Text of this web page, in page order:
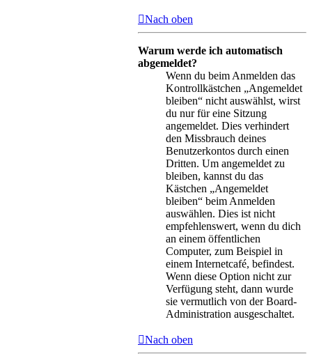
Nach oben
Warum werde ich automatisch
abgemeldet?
Wenn du beim Anmelden das
Kontrollkästchen „Angemeldet
bleiben“ nicht auswählst, wirst
du nur für eine Sitzung
angemeldet. Dies verhindert
den Missbrauch deines
Benutzerkontos durch einen
Dritten. Um angemeldet zu
bleiben, kannst du das
Kästchen „Angemeldet
bleiben“ beim Anmelden
auswählen. Dies ist nicht
empfehlenswert, wenn du dich
an einem öffentlichen
Computer, zum Beispiel in
einem Internetcafé, befindest.
Wenn diese Option nicht zur
Verfügung steht, dann wurde
sie vermutlich von der Board-
Administration ausgeschaltet.
Nach oben